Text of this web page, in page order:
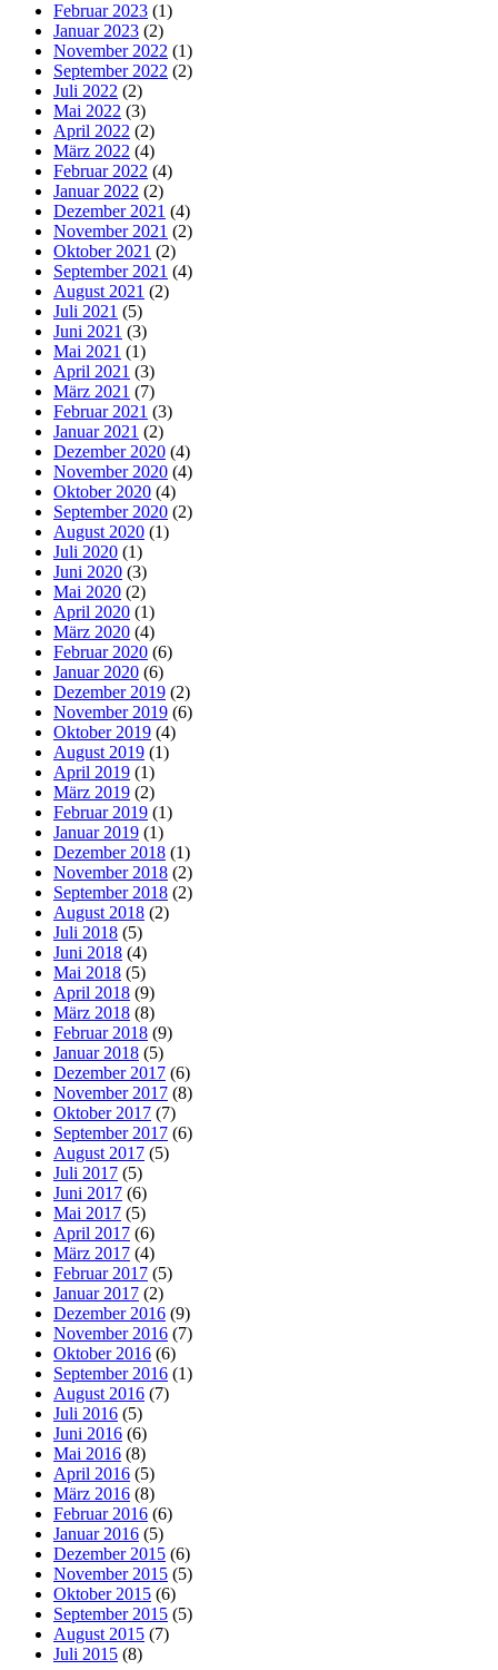
Februar 2023 (1)
Januar 2023 (2)
November 2022 (1)
September 2022 (2)
Juli 2022 (2)
Mai 2022 (3)
April 2022 (2)
März 2022 (4)
Februar 2022 (4)
Januar 2022 (2)
Dezember 2021 (4)
November 2021 (2)
Oktober 2021 (2)
September 2021 (4)
August 2021 (2)
Juli 2021 (5)
Juni 2021 (3)
Mai 2021 (1)
April 2021 (3)
März 2021 (7)
Februar 2021 (3)
Januar 2021 (2)
Dezember 2020 (4)
November 2020 (4)
Oktober 2020 (4)
September 2020 (2)
August 2020 (1)
Juli 2020 (1)
Juni 2020 (3)
Mai 2020 (2)
April 2020 (1)
März 2020 (4)
Februar 2020 (6)
Januar 2020 (6)
Dezember 2019 (2)
November 2019 (6)
Oktober 2019 (4)
August 2019 (1)
April 2019 (1)
März 2019 (2)
Februar 2019 (1)
Januar 2019 (1)
Dezember 2018 (1)
November 2018 (2)
September 2018 (2)
August 2018 (2)
Juli 2018 (5)
Juni 2018 (4)
Mai 2018 (5)
April 2018 (9)
März 2018 (8)
Februar 2018 (9)
Januar 2018 (5)
Dezember 2017 (6)
November 2017 (8)
Oktober 2017 (7)
September 2017 (6)
August 2017 (5)
Juli 2017 (5)
Juni 2017 (6)
Mai 2017 (5)
April 2017 (6)
März 2017 (4)
Februar 2017 (5)
Januar 2017 (2)
Dezember 2016 (9)
November 2016 (7)
Oktober 2016 (6)
September 2016 (1)
August 2016 (7)
Juli 2016 (5)
Juni 2016 (6)
Mai 2016 (8)
April 2016 (5)
März 2016 (8)
Februar 2016 (6)
Januar 2016 (5)
Dezember 2015 (6)
November 2015 (5)
Oktober 2015 (6)
September 2015 (5)
August 2015 (7)
Juli 2015 (8)